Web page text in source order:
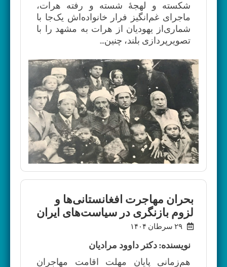
شکسته و لهجۀ شسته و رفته هرات،
ماجرای غم‌انگیز فرار خانواده‌اش یک‌جا با
شماری‌از یهودیان از هرات به مشهد را با
تصویرپردازی بلند، چنین...
بحران مهاجرت افغانستانی‌ها و
لزوم بازنگری در سیاست‌های ایران
نویسنده: دکتر داوود مرادیان
هم‌زمانی پایان مهلت اقامت مهاجران